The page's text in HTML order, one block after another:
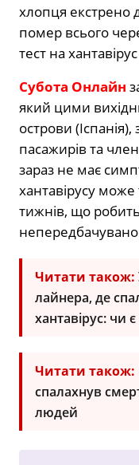
хлопця екстрено
помер всього
тест на
Субота Онлайн
який цими
острови
пасажирів та
зараз не має
хантавірусу
тижнів, що
Читати також:
лайнера, де
хантавірус: чи є
Читати також:
спалахнув
людей